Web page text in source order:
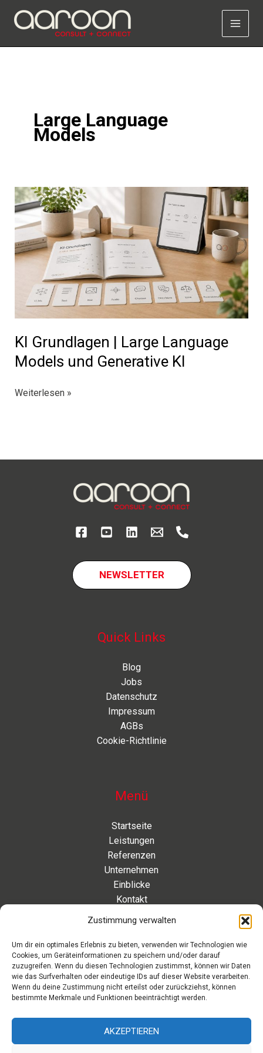
Zustimmung verwalten
Um dir ein optimales Erlebnis zu bieten, verwenden wir Technologien wie
Cookies, um Geräteinformationen zu speichern und/oder darauf
zuzugreifen. Wenn du diesen Technologien zustimmst, können wir Daten
wie das Surfverhalten oder eindeutige IDs auf dieser Website verarbeiten.
Wenn du deine Zustimmung nicht erteilst oder zurückziehst, können
bestimmte Merkmale und Funktionen beeinträchtigt werden.
AKZEPTIEREN
Inhalt
Large Language
Models
KI Grundlagen | Large Language
Models und Generative KI
KI
Weiterlesen »
NEWSLETTER
Quick Links
Blog
Jobs
Datenschutz
Impressum
AGBs
Cookie-Richtlinie
Menü
Startseite
Leistungen
Referenzen
Unternehmen
Einblicke
Kontakt
Eleonorenstraße 20 | 30449 Hannover Deutschland
Telefon: +49 511 89 880 494
Telefax: +49 511 89 880 495
info[at]aaroon.de